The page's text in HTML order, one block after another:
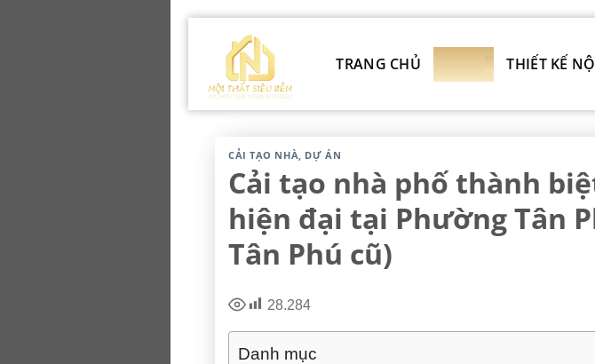
dung
TRANG CHỦ DỰ ÁN THIẾT KẾ
CẢI TẠO NHÀ, DỰ ÁN
Cải tạo nhà phố thành
hiện đại tại Phường Tân
Tân Phú cũ)
28.284
Danh mục